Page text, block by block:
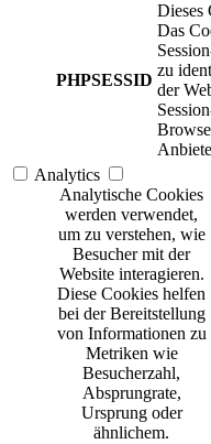
PHPSESSID
Dieses
Das
zu
der
Analytics
Analytische Cookies
werden verwendet,
um zu verstehen, wie
Besucher mit der
Website interagieren.
Diese Cookies helfen
bei der Bereitstellung
von Informationen zu
Metriken wie
Besucherzahl,
Absprungrate,
Ursprung oder
ähnlichem.